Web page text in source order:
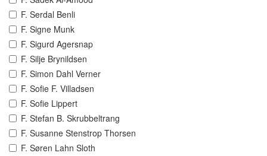
F. Serdal Benli
F. Signe Munk
F. Sigurd Agersnap
F. Silje Brynildsen
F. Simon Dahl Verner
F. Sofie F. Villadsen
F. Sofie Lippert
F. Stefan B. Skrubbeltrang
F. Susanne Stenstrop Thorsen
F. Søren Lahn Sloth